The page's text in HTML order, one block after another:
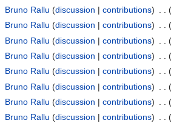
Bruno Rallu (discussion | contributions)
Bruno Rallu (discussion | contributions)
Bruno Rallu (discussion | contributions)
Bruno Rallu (discussion | contributions)
Bruno Rallu (discussion | contributions) . .
Bruno Rallu (discussion | contributions)
Bruno Rallu (discussion | contributions)
Bruno Rallu (discussion | contributions) . .